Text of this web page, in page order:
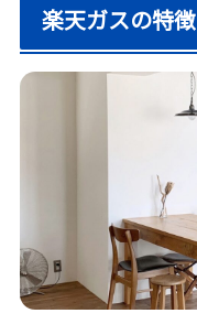
楽天ガスの特徴